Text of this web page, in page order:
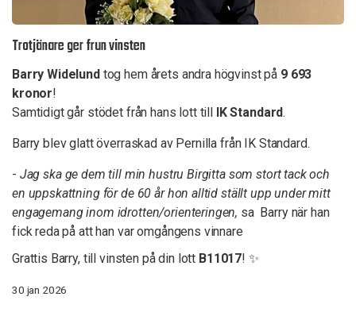
Trotjänare ger frun vinsten
Barry Widelundtog hem årets andra högvinst på 9 693
kronor!
Samtidigt går stödet från hans lott till IK Standard.
Barry blev glatt överraskad av Pernilla från IK Standard.
- Jag ska ge dem till min hustru Birgitta som stort tack och
en uppskattning för de 60 år hon alltid ställt upp under mitt
engagemang inom idrotten/orienteringen, sa Barry när han
fick reda på att han var omgångens vinnare
Grattis Barry, till vinsten på din lott B11017! ✨
30 jan 2026